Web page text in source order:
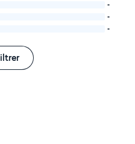
-
-
-